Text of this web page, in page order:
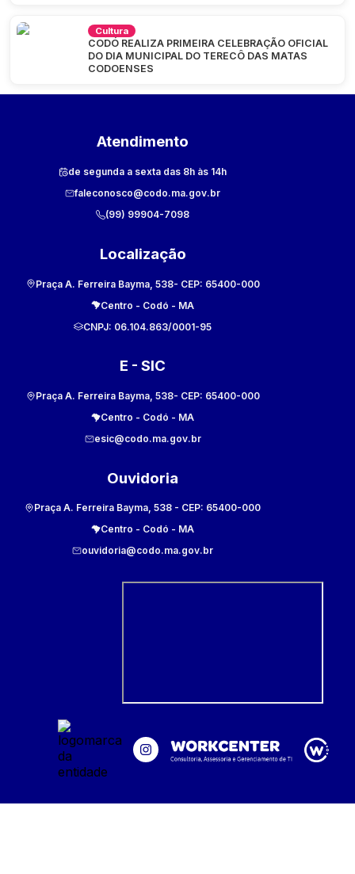
Cultura
CODÓ REALIZA PRIMEIRA CELEBRAÇÃO OFICIAL
DO DIA MUNICIPAL DO TERECÔ DAS MATAS
CODOENSES
Atendimento
de segunda a sexta das 8h às 14h
faleconosco@codo.ma.gov.br
(99) 99904-7098
Localização
Praça A. Ferreira Bayma, 538- CEP: 65400-000
Centro - Codó - MA
CNPJ: 06.104.863/0001-95
E - SIC
Praça A. Ferreira Bayma, 538- CEP: 65400-000
Centro - Codó - MA
esic@codo.ma.gov.br
Ouvidoria
Praça A. Ferreira Bayma, 538 - CEP: 65400-000
Centro - Codó - MA
ouvidoria@codo.ma.gov.br